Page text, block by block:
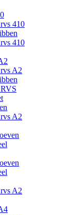
410
410
A2
A2
A2